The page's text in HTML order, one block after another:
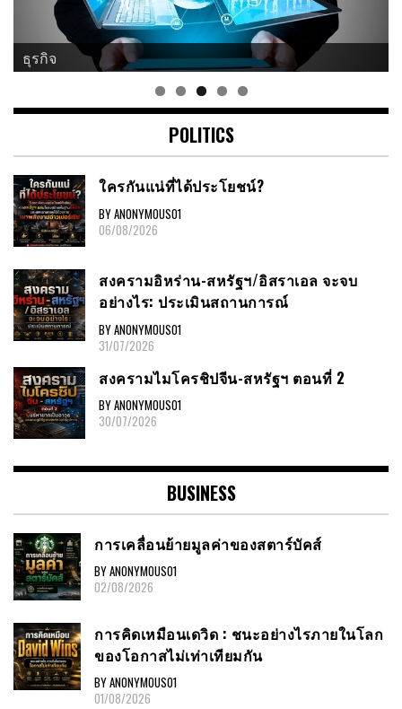
ธุรกิจ
POLITICS
ใครกันแน่ที่ได้ประโยชน์?
BY ANONYMOUS01
06/08/2026
สงครามอิหร่าน-สหรัฐฯ/อิสราเอล จะจบ
อย่างไร: ประเมินสถานการณ์
BY ANONYMOUS01
31/07/2026
สงครามไมโครชิปจีน-สหรัฐฯ ตอนที่ 2
BY ANONYMOUS01
30/07/2026
BUSINESS
การเคลื่อนย้ายมูลค่าของสตาร์บัคส์
BY ANONYMOUS01
02/08/2026
การคิดเหมือนเดวิด : ชนะอย่างไรภายในโลก
ของโอกาสไม่เท่าเทียมกัน
BY ANONYMOUS01
01/08/2026